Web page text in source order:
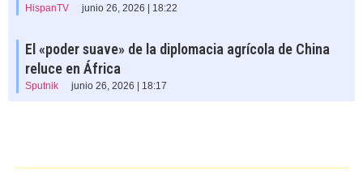
HispanTV junio 26, 2026 | 18:22
El «poder suave» de la diplomacia agrícola de China
reluce en África
Sputnik junio 26, 2026 | 18:17